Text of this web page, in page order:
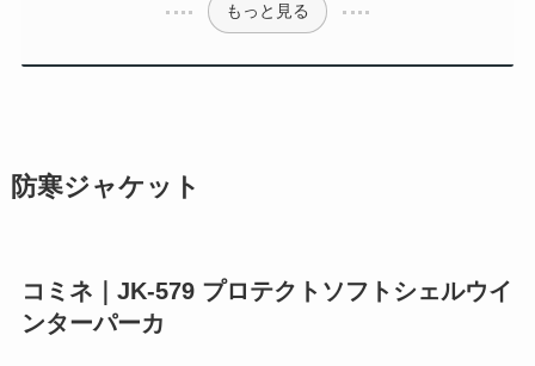
もっと見る
防寒ジャケット
コミネ｜JK-579 プロテクトソフトシェルウイ
ンターパーカ